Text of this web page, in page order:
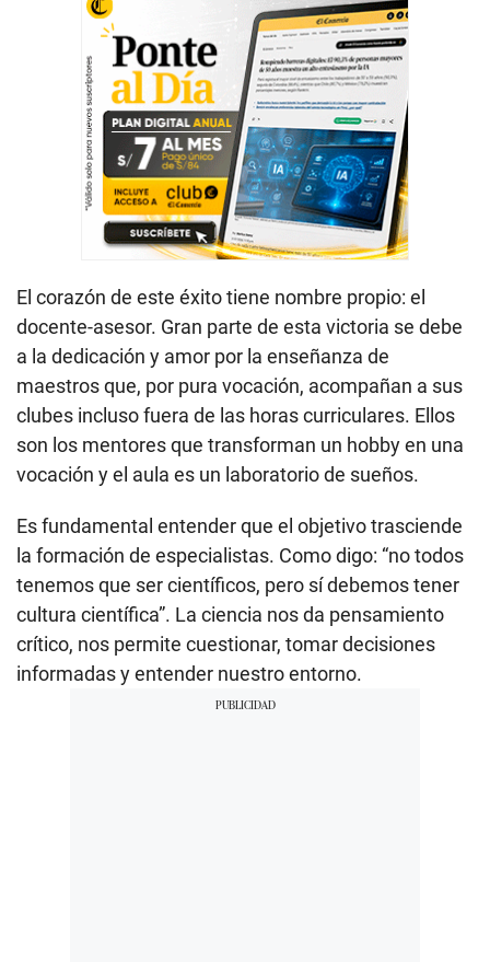
El corazón de este éxito tiene nombre propio: el
docente-asesor. Gran parte de esta victoria se debe
a la dedicación y amor por la enseñanza de
maestros que, por pura vocación, acompañan a sus
clubes incluso fuera de las horas curriculares. Ellos
son los mentores que transforman un hobby en una
vocación y el aula es un laboratorio de sueños.
Es fundamental entender que el objetivo trasciende
la formación de especialistas. Como digo: “no todos
tenemos que ser científicos, pero sí debemos tener
cultura científica”. La ciencia nos da pensamiento
crítico, nos permite cuestionar, tomar decisiones
informadas y entender nuestro entorno.